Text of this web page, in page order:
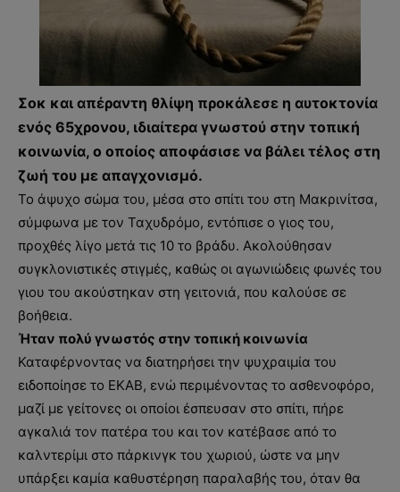
Σοκ και απέραντη θλίψη προκάλεσε η αυτοκτονία
ενός 65χρονου, ιδιαίτερα γνωστού στην τοπική
κοινωνία, ο οποίος αποφάσισε να βάλει τέλος στη
ζωή του με απαγχονισμό.
Το άψυχο σώμα του, μέσα στο σπίτι του στη Μακρινίτσα,
σύμφωνα με τον Ταχυδρόμο, εντόπισε ο γιος του,
προχθές λίγο μετά τις 10 το βράδυ. Ακολούθησαν
συγκλονιστικές στιγμές, καθώς οι αγωνιώδεις φωνές του
γιου του ακούστηκαν στη γειτονιά, που καλούσε σε
βοήθεια.
Ήταν πολύ γνωστός στην τοπική κοινωνία
Καταφέρνοντας να διατηρήσει την ψυχραιμία του
ειδοποίησε το ΕΚΑΒ, ενώ περιμένοντας το ασθενοφόρο,
μαζί με γείτονες οι οποίοι έσπευσαν στο σπίτι, πήρε
αγκαλιά τον πατέρα του και τον κατέβασε από το
καλντερίμι στο πάρκινγκ του χωριού, ώστε να μην
υπάρξει καμία καθυστέρηση παραλαβής του, όταν θα